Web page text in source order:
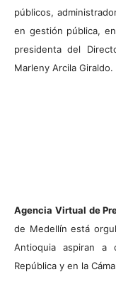
públicos,
en gestión pública,
presidenta del
Marleny Arcila Giraldo.
Agencia Virtual de
de Medellín está
Antioquia aspiran
República y en la